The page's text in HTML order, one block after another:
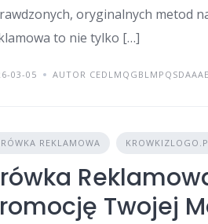
oryginalnych metod
to nie tylko […]
03-05 AUTOR
REKLAMOWA
Twojej